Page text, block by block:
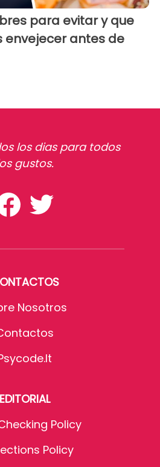
para evitar y que
envejecer antes de
los dias para todos
gustos.
Nosotros
EDITORIAL
Policy
Policy